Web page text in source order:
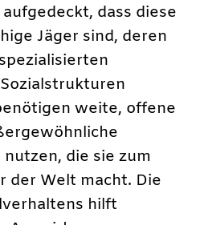
dass diese
Jäger sind, deren
weite, offene
die sie zum
der Welt macht. Die
hilft